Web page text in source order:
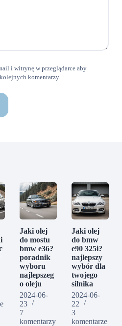
i witrynę w przeglądarce aby
komentarzy.
Jaki olej
do mostu
bmw e36?
poradnik
wyboru
najlepszeg
o oleju
2024-06-
23
7
komentarzy
Jaki olej
do bmw
e90 325i?
najlepszy
wybór dla
twojego
silnika
2024-06-
22
3
komentarze